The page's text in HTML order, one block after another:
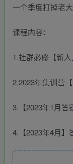
一个季度打掉老
课程内容：
1.社群必修【新人
2.2023年集训营【
3.【2023年1月答
4.【2023年4月】